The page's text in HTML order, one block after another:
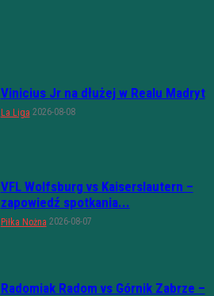
Vinicius Jr na dłużej w Realu Madryt
La Liga 2026-08-08
VFL Wolfsburg vs Kaiserslautern –
zapowiedź spotkania...
Piłka Nożna 2026-08-07
Radomiak Radom vs Górnik Zabrze –